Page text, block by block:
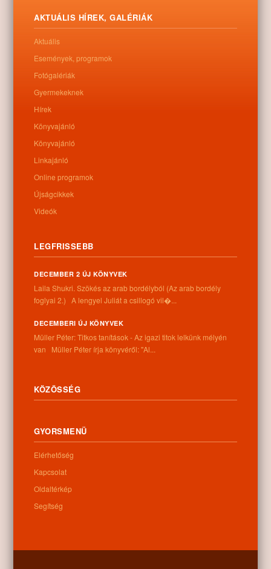
AKTUÁLIS HÍREK, GALÉRIÁK
Aktuális
Események, programok
Fotógalériák
Gyermekeknek
Hírek
Könyvajánló
Könyvajánló
Linkajánló
Online programok
Újságcikkek
Videók
LEGFRISSEBB
DECEMBER 2 ÚJ KÖNYVEK
Laila Shukri. Szökés ​az arab bordélyból (Az arab bordély
foglyai 2.) A lengyel Juliát a csillogó vil�...
DECEMBERI ÚJ KÖNYVEK
Müller Péter: Titkos tanítások - Az igazi titok lelkünk mélyén
van Müller Péter írja könyvéről: "Al...
KÖZÖSSÉG
GYORSMENÜ
Elérhetőség
Kapcsolat
Oldaltérkép
Segítség